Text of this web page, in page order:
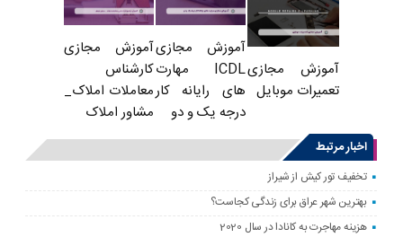
آموزش مجازی
تعمیرات موبایل
آموزش مجازی
ICDL مهارت
های رایانه کار
درجه یک و دو
آموزش مجازی
کارشناس
معاملات املاک_
مشاور املاک
اخبار مرتبط
تخفیف تور کیش از شیراز
بهترین شهر عراق برای زندگی کجاست؟
هزینه مهاجرت به کانادا در سال 2020